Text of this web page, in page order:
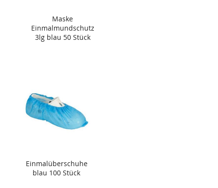
Maske
Einmalmundschutz
3lg blau 50 Stück
Einmalüberschuhe
blau 100 Stück